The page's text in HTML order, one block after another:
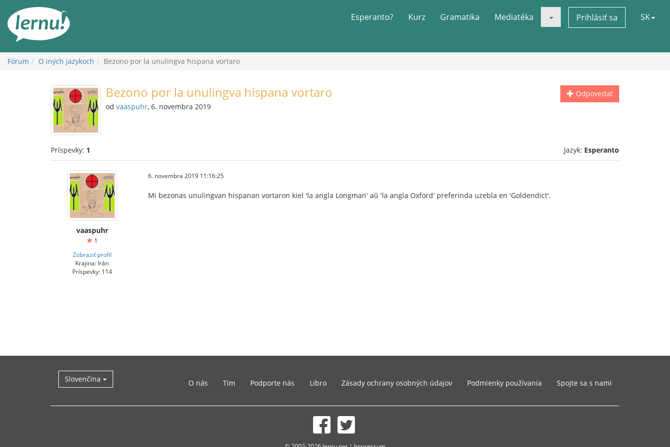
obsah
Esperanto? Kurz Gramatika Mediatéka Prihlásiť sa SK
Fórum O iných jazykoch Bezono por la unulingva hispana vortaro
Odpovedať
Bezono por la unulingva hispana vortaro
od vaaspuhr, 6. novembra 2019
Príspevky: 1 Jazyk: Esperanto
vaaspuhr
1
Zobraziť profil
Krajina: Irán
Príspevky: 114
6. novembra 2019 11:16:25
Mi bezonas unulingvan hispanan vortaron kiel 'la angla Longman' aŭ 'la angla Oxford' preferinda uzebla en 'Goldendict'.
Slovenčina O nás Tím Podporte nás Libro Zásady ochrany osobných údajov Podmienky používania Spojte sa s nami